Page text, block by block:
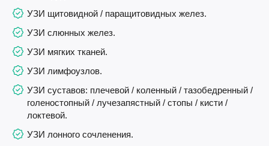
УЗИ щитовидной / паращитовидных желез.
УЗИ слюнных желез.
УЗИ мягких тканей.
УЗИ лимфоузлов.
УЗИ суставов: плечевой / коленный / тазобедренный /
голеностопный / лучезапястный / стопы / кисти /
локтевой.
УЗИ лонного сочленения.